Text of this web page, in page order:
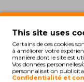
Brother HL-L 9430
Brother MFC-L
This site uses
Certains de ces cookies
à améliorer votre
manière dont le site est
Vos données
personnalisation
Confidentialité et